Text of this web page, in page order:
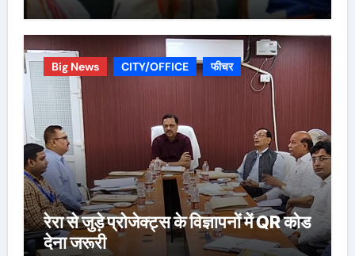
Big News CITY/OFFICE फीचर
रेरा से जुड़े प्रोजेक्ट्स के विज्ञापनों में QR कोड
देना जरूरी